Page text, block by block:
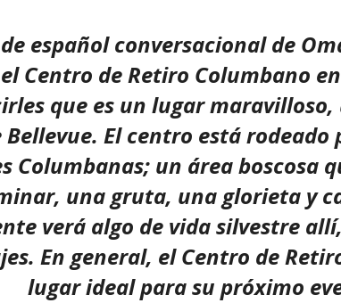
español conversacional de
Centro de Retiro Columbano
que es un lugar
El centro está rodeado
Columbanas; un área boscosa
una gruta, una glorieta y
verá algo de vida silvestre
En general, el Centro de
lugar ideal para su próximo